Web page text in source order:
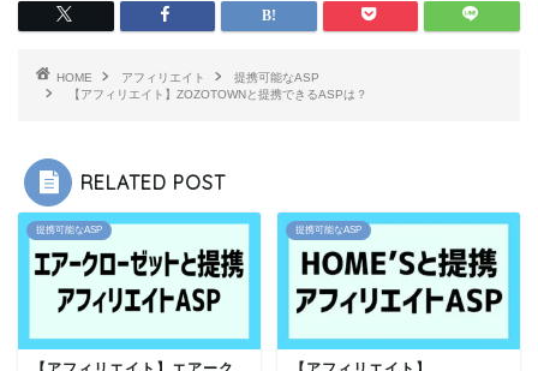
HOME アフィリエイト
提携可能なASP
【アフィリエイト】ZOZOTOWNと提携できるASPは？
RELATED POST
提携可能なASP 提携可能なASP